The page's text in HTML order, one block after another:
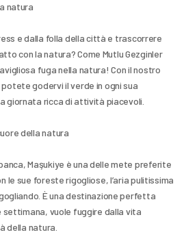
natura
e dalla folla della città e trascorrere
con la natura? Come Mutlu Gezginler
fuga nella natura! Con il nostro
godervi il verde in ogni sua
giornata ricca di attività piacevoli.
della natura
Maşukiye è una delle mete preferite
le sue foreste rigogliose, l’aria pulitissima
È una destinazione perfetta
vuole fuggire dalla vita
della natura.